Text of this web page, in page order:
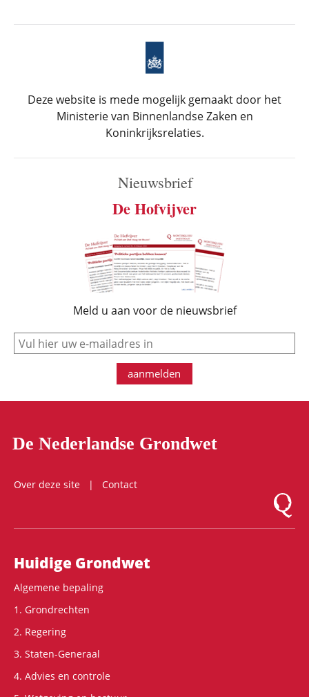
Deze website is mede mogelijk gemaakt door het
Ministerie van Binnenlandse Zaken en
Koninkrijksrelaties.
Nieuwsbrief
De Hofvijver
Meld u aan voor de nieuwsbrief
e-mail
aanmelden
De Nederlandse Grondwet
Over deze site
Contact
Logo
Hoofdnavigatie
Huidige Grondwet
Algemene bepaling
1. Grondrechten
2. Regering
3. Staten-Generaal
4. Advies en controle